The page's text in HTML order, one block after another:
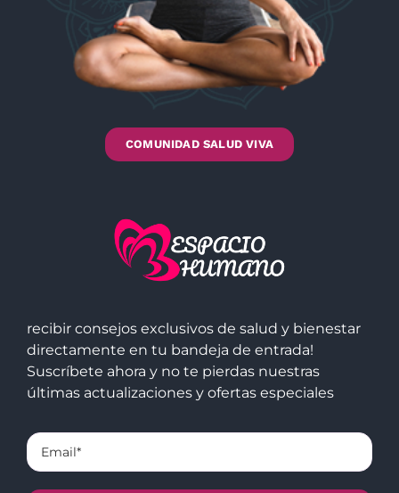
COMUNIDAD SALUD VIVA
recibir consejos exclusivos de salud y bienestar
directamente en tu bandeja de entrada!
Suscríbete ahora y no te pierdas nuestras
últimas actualizaciones y ofertas especiales